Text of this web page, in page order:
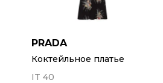
PRADA
Коктейльное платье
IT 40